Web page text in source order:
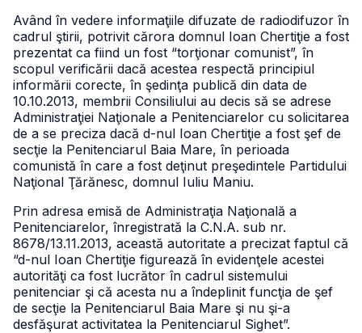
Având în vedere informaţiile difuzate de radiodifuzor în
cadrul ştirii, potrivit cărora domnul Ioan Chertiţie a fost
prezentat ca fiind un fost “torţionar comunist”, în
scopul verificării dacă acestea respectă principiul
informării corecte, în şedinţa publică din data de
10.10.2013, membrii Consiliului au decis să se adrese
Administraţiei Naţionale a Penitenciarelor cu solicitarea
de a se preciza dacă d-nul Ioan Chertiţie a fost şef de
secţie la Penitenciarul Baia Mare, în perioada
comunistă în care a fost deţinut preşedintele Partidului
Naţional Ţărănesc, domnul Iuliu Maniu.
Prin adresa emisă de Administraţia Naţională a
Penitenciarelor, înregistrată la C.N.A. sub nr.
8678/13.11.2013, această autoritate a precizat faptul că
“d-nul Ioan Chertiţie figurează în evidenţele acestei
autorităţi ca fost lucrător în cadrul sistemului
penitenciar şi că acesta nu a îndeplinit funcţia de şef
de secţie la Penitenciarul Baia Mare şi nu şi-a
desfăşurat activitatea la Penitenciarul Sighet”.